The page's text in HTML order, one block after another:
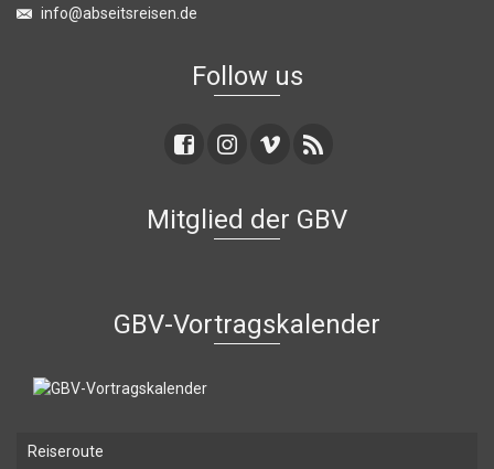
info@abseitsreisen.de
Follow us
Mitglied der GBV
GBV-Vortragskalender
Reiseroute